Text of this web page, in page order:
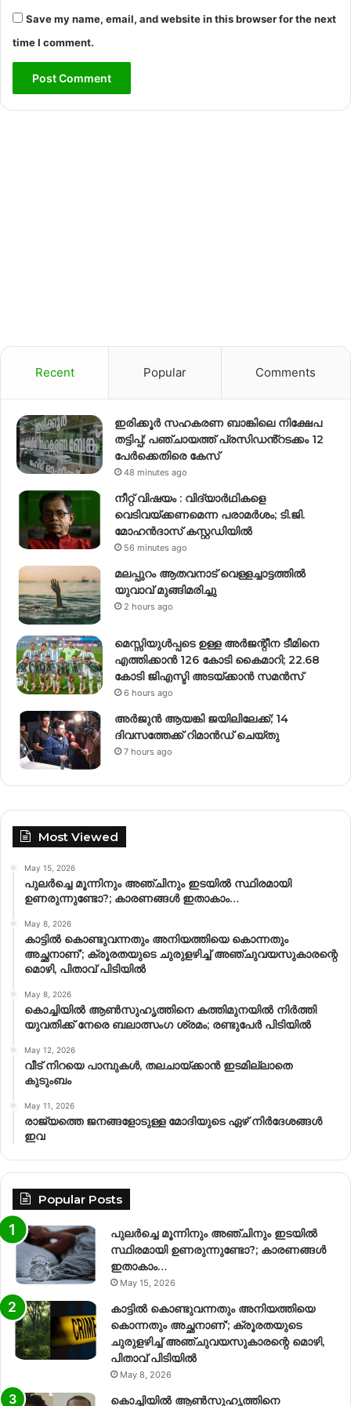
Save my name, email, and website in this browser for the next
time I comment.
Recent Popular Comments
ഇരിക്കൂർ സഹകരണ ബാങ്കിലെ നിക്ഷേപ
തട്ടിപ്പ്; പഞ്ചായത്ത് പ്രസിഡൻ്റടക്കം 12
പേർക്കെതിരെ കേസ്
48 minutes ago
നീറ്റ് വിഷയം : വിദ്യാർഥികളെ
വെടിവയ്ക്കണമെന്ന പരാമർശം; ടി.ജി.
മോഹൻദാസ് കസ്റ്റഡിയിൽ
56 minutes ago
മലപ്പുറം ആതവനാട് വെള്ളച്ചാട്ടത്തില്‍
യുവാവ് മുങ്ങിമരിച്ചു
2 hours ago
മെസ്സിയുൾപ്പടെ ഉള്ള അർജന്റീന ടീമിനെ
എത്തിക്കാൻ 126 കോടി കൈമാറി; 22.68
കോടി ജിഎസ്ടി അടയ്ക്കാൻ സമൻസ്
6 hours ago
അർജുൻ ആയങ്കി ജയിലിലേക്ക്; 14
ദിവസത്തേക്ക് റിമാൻഡ് ചെയ്തു
7 hours ago
Most Viewed
May 15, 2026
പുലർച്ചെ മൂന്നിനും അഞ്ചിനും ഇടയിൽ സ്ഥിരമായി
ഉണരുന്നുണ്ടോ?; കാരണങ്ങള്‍ ഇതാകാം…
May 8, 2026
കാട്ടിൽ കൊണ്ടുവന്നതും അനിയത്തിയെ കൊന്നതും
അച്ഛനാണ്’; ക്രൂരതയുടെ ചുരുളഴിച്ച് അഞ്ചുവയസുകാരന്റെ
മൊഴി, പിതാവ് പിടിയിൽ
May 8, 2026
കൊച്ചിയിൽ ആൺസുഹൃത്തിനെ കത്തിമുനയിൽ നിർത്തി
യുവതിക്ക് നേരെ ബലാത്സംഗ​ ശ്രമം; രണ്ടുപേർ പിടിയിൽ
May 12, 2026
വീട് നിറയെ പാമ്പുകൾ, തലചായ്ക്കാൻ ഇടമില്ലാതെ
കുടുംബം
May 11, 2026
രാജ്യത്തെ ജനങ്ങളോടുള്ള മോദിയുടെ ഏഴ് നിര്‍ദേശങ്ങള്‍
ഇവ
Popular Posts
പുലർച്ചെ മൂന്നിനും അഞ്ചിനും ഇടയിൽ
സ്ഥിരമായി ഉണരുന്നുണ്ടോ?; കാരണങ്ങള്‍
ഇതാകാം…
May 15, 2026
കാട്ടിൽ കൊണ്ടുവന്നതും അനിയത്തിയെ
കൊന്നതും അച്ഛനാണ്’; ക്രൂരതയുടെ
ചുരുളഴിച്ച് അഞ്ചുവയസുകാരന്റെ മൊഴി,
പിതാവ് പിടിയിൽ
May 8, 2026
കൊച്ചിയിൽ ആൺസുഹൃത്തിനെ